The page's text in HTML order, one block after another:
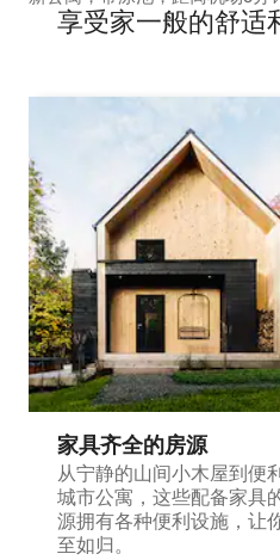
享受家一般的舒适
家具齐全的房源
从宁静的山间小木屋到便
城市公寓，这些配备家具
源拥有各种便利设施，让
至如归。